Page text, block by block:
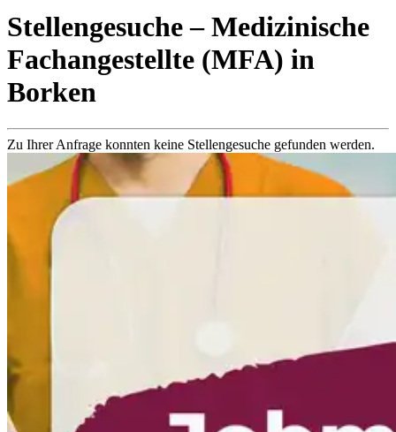
Stellengesuche– Medizinische
Fachangestellte (MFA) in
Borken
Zu Ihrer Anfrage konnten keine Stellengesuche gefunden werden.